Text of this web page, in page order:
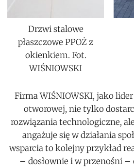
Drzwi stalowe
płaszczowe PPOŻ z
okienkiem. Fot.
WIŚNIOWSKI
Firma WIŚNIOWSKI, jako
otworowej, nie tylko
rozwiązania technologiczne,
angażuje się w działania
wsparcia to kolejny przykład
– dosłownie i w przenośni